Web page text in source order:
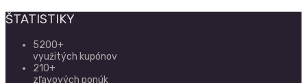
ŠTATISTIKY
5200+
využitých kupónov
210+
zľavových ponúk